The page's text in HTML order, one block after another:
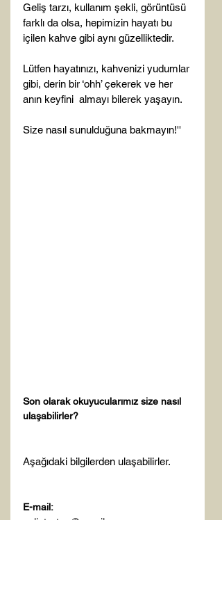
Geliş tarzı, kullanım şekli, görüntüsü
farklı da olsa, hepimizin hayatı bu
içilen kahve gibi aynı güzelliktedir.
Lütfen hayatınızı, kahvenizi yudumlar
gibi, derin bir ‘ohh’ çekerek ve her
anın keyfini  almayı bilerek yaşayın.
Size nasıl sunulduğuna bakmayın!''
Son olarak okuyucularımız size nasıl
ulaşabilirler?
Aşağıdaki bilgilerden ulaşabilirler.
E-mail:
aylintortop@gmail.com